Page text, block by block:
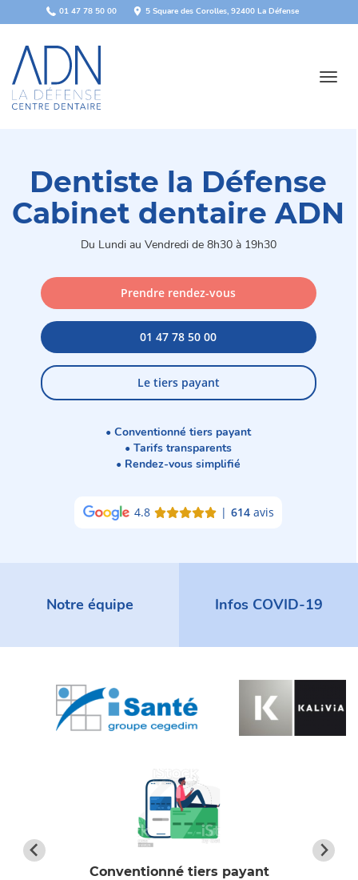
01 47 78 50 00 5 Square des Corolles, 92400 La Défense
Dentiste la Défense
Cabinet dentaire ADN
Du Lundi au Vendredi de 8h30 à 19h30
Prendre rendez-vous
01 47 78 50 00
Le tiers payant
• Conventionné tiers payant
• Tarifs transparents
• Rendez-vous simplifié
4.8 | 614 avis
Notre équipe Infos COVID-19
Conventionné tiers payant
Panneau de gestion des cookies